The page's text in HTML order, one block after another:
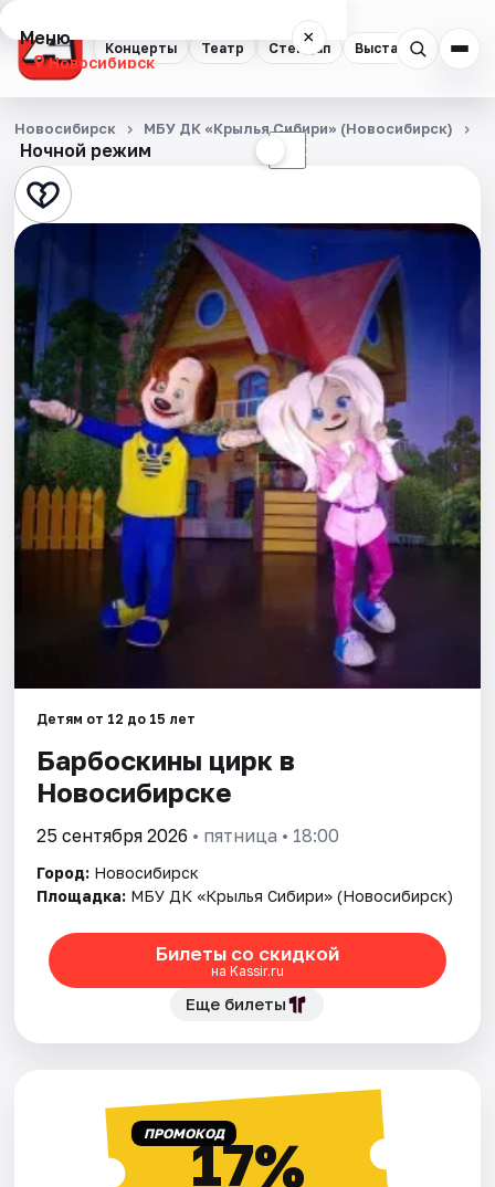
Концерты Театр Стендап Выставки
Меню ×
Новосибирск
Концерты
Театр
Стендап
Квесты
Экскурсии
Спорт
События
Города
Площадки
Ночной режим ☾
Новосибирск МБУ ДК «Крылья Сибири» (Новосибирск)
Детям от 12 до 15 лет
Барбоскины цирк в
Новосибирске
25 сентября 2026 • пятница • 18:00
Город: Новосибирск
Площадка: МБУ ДК «Крылья Сибири» (Новосибирск)
Билеты со скидкой
на Kassir.ru
Еще билеты
ПРОМОКОД17%